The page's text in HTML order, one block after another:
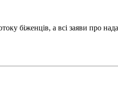
біженців, а всі заяви про